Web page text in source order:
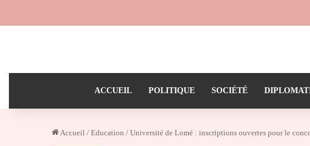
ACCUEIL POLITIQUE SOCIÉTÉ
Accueil / Education / Université de Lomé : inscriptions ouvertes pour le